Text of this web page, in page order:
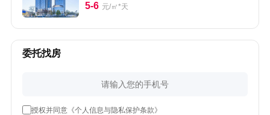
5-6 元/㎡*天
委托找房
授权并同意《个人信息与隐私保护条款》